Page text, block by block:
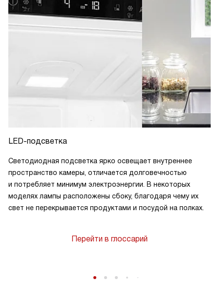
LED-подсветка
Светодиодная подсветка ярко освещает внутреннее
пространство камеры, отличается долговечностью
и потребляет минимум электроэнергии. В некоторых
моделях лампы расположены сбоку, благодаря чему их
свет не перекрывается продуктами и посудой на полках.
Перейти в глоссарий